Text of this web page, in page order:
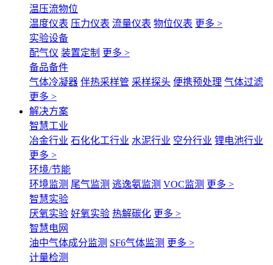
温压流物位
温度仪表 压力仪表 流量仪表 物位仪表 更多 >
实验设备
配气仪 装置定制 更多 >
备品备件
气体冷凝器 伴热采样管 采样探头 便携预处理 气体过滤
更多 >
解决方案
智慧工业
冶金行业 石化化工行业 水泥行业 空分行业 锂电池行业
更多 >
环境/节能
环境监测 尾气监测 逃逸氨监测 VOC监测 更多 >
智慧实验
厌氧实验 好氧实验 热解碳化 更多 >
智慧电网
油中气体成分监测 SF6气体监测 更多 >
计量检测